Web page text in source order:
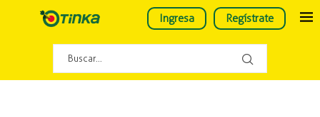
Ingresa Regístrate